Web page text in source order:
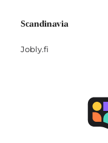
Scandinavia
Jobly.fi